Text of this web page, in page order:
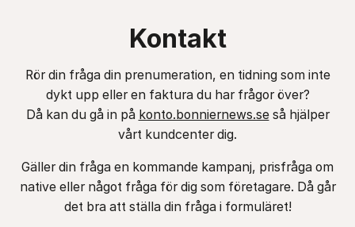
Kontakt
Rör din fråga din prenumeration, en tidning som inte
dykt upp eller en faktura du har frågor över?
Då kan du gå in på konto.bonniernews.seså hjälper
vårt kundcenter dig.
Gäller din fråga en kommande kampanj, prisfråga om
native eller något fråga för dig som företagare. Då går
det bra att ställa din fråga i formuläret!